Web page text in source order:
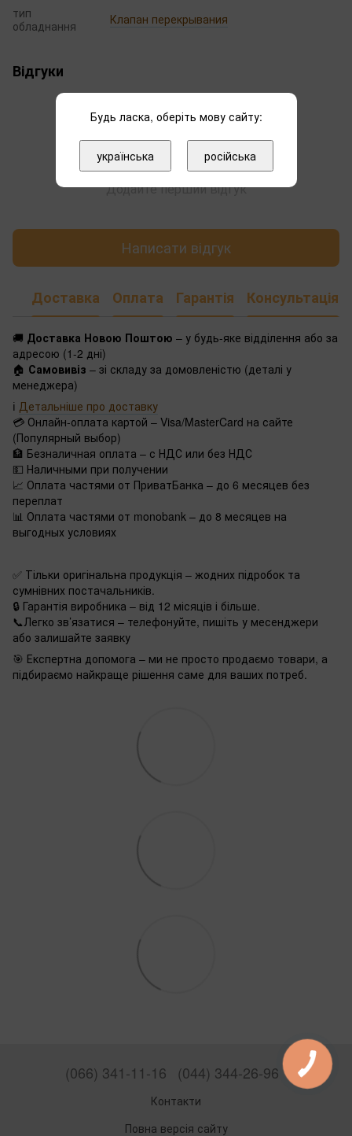
тип
обладнання
Клапан перекрывания
Відгуки
Додайте перший відгук
Написати відгук
Доставка Оплата Гарантія Консультація
🚚 Доставка Новою Поштою – у будь-яке відділення або за
адресою (1-2 дні)
🏠 Самовивіз – зі складу за домовленістю (деталі у
менеджера)
ℹ️ Детальніше про доставку
💳 Онлайн-оплата картой – Visa/MasterCard на сайте
(Популярный выбор)
🏦 Безналичная оплата – с НДС или без НДС
💵 Наличными при получении
📈 Оплата частями от ПриватБанка – до 6 месяцев без
переплат
📊 Оплата частями от monobank – до 8 месяцев на
выгодных условиях
✅ Тільки оригінальна продукція – жодних підробок та
сумнівних постачальників.
🔒 Гарантія виробника – від 12 місяців і більше.
📞Легко зв’язатися – телефонуйте, пишіть у месенджери
або залишайте заявку
🎯 Експертна допомога – ми не просто продаємо товари, а
підбираємо найкраще рішення саме для ваших потреб.
(066) 341-11-16 (044) 344-26-96
Контакти
Повна версія сайту
Будь ласка, оберіть мову сайту:
українська російська